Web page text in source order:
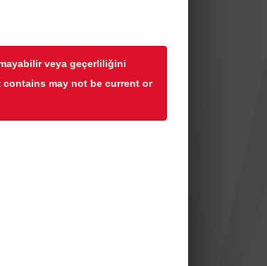
veya geçerliliğini
may not be current or